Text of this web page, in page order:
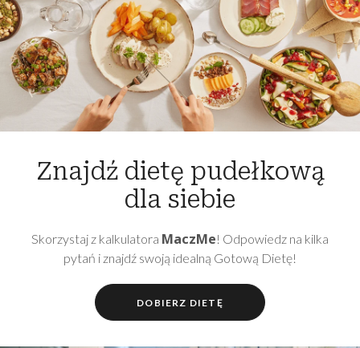
Znajdź dietę pudełkową
dla siebie
Skorzystaj z kalkulatora MaczMe! Odpowiedz na kilka
pytań i znajdź swoją idealną Gotową Dietę!
DOBIERZ DIETĘ